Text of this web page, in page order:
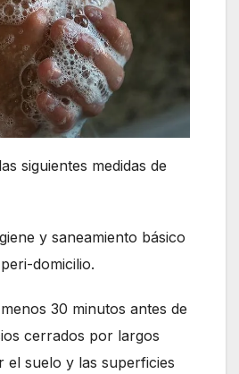
siguientes medidas de
y saneamiento básico
domicilio.
30 minutos antes de
cerrados por largos
el suelo y las superficies